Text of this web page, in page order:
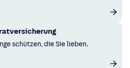
schützen, die Sie lieben.